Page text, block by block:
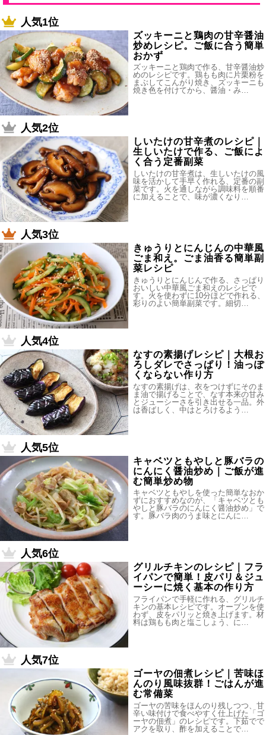
人気1位
ズッキーニと鶏肉の甘辛醤油
炒めレシピ。ご飯に合う簡単
おかず
ズッキーニと鶏肉で作る、甘辛醤油炒
めのレシピです。鶏もも肉に片栗粉を
まぶしてこんがり焼き、ズッキーニも
焼き色を付けてから、醤油・み…
人気2位
しいたけの甘辛煮のレシピ｜
生しいたけで作る、ご飯によ
く合う定番副菜
しいたけの甘辛煮は、生しいたけの風
味を活かして手早く作れる、定番の副
菜です。火を通しながら調味料を順番
に加えることで、味が濃くなり…
人気3位
きゅうりとにんじんの中華風
ごま和え。ごま油香る簡単副
菜レシピ
きゅうりとにんじんで作る、さっぱり
おいしい中華風ごま和えのレシピで
す。火を使わずに10分ほどで作れる、
彩りのよい簡単副菜です。細切…
人気4位
なすの素揚げレシピ｜大根お
ろしダレでさっぱり！油っぽ
くならない作り方
なすの素揚げは、衣をつけずにそのま
ま油で揚げることで、なす本来の甘み
とジューシーさを引き出せる一品。外
は香ばしく、中はとろけるよう…
人気5位
キャベツともやしと豚バラの
にんにく醤油炒め｜ご飯が進
む簡単炒め物
キャベツともやしを使った簡単なおか
ずにおすすめなのが、「キャベツとも
やしと豚バラのにんにく醤油炒め」で
す。豚バラ肉のうま味とにんに…
人気6位
グリルチキンのレシピ｜フラ
イパンで簡単！皮パリ＆ジュ
ーシーに焼く基本の作り方
フライパンで手軽に作れる、グリルチ
キンの基本レシピです。オーブンを使
わず、皮をパリッと焼き上げます。材
料は鶏もも肉と塩こしょう、に…
人気7位
ゴーヤの佃煮レシピ｜苦味ほ
んのり風味抜群！ごはんが進
む常備菜
ゴーヤの苦味をほんのり残しつつ、甘
辛い味付けで食べやすく仕上げた「ゴ
ーヤの佃煮」のレシピです。下茹でで
アクを取り、酢を加えることで…